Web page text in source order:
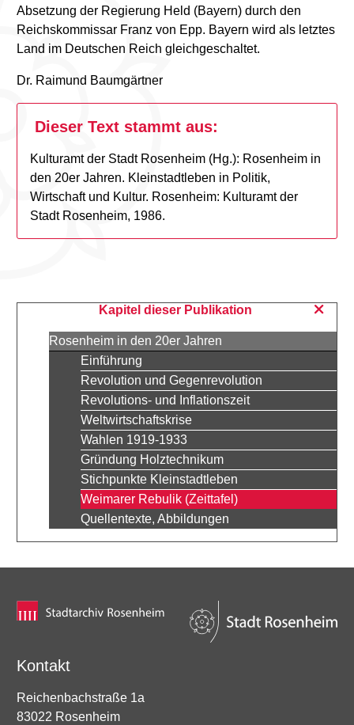
Absetzung der Regierung Held (Bayern) durch den
Reichskommissar Franz von Epp. Bayern wird als letztes
Land im Deutschen Reich gleichgeschaltet.
Dr. Raimund Baumgärtner
Dieser Text stammt aus:
Kulturamt der Stadt Rosenheim (Hg.): Rosenheim in
den 20er Jahren. Kleinstadtleben in Politik,
Wirtschaft und Kultur. Rosenheim: Kulturamt der
Stadt Rosenheim, 1986.
Kapitel dieser Publikation
Rosenheim in den 20er Jahren
Einführung
Revolution und Gegenrevolution
Revolutions- und Inflationszeit
Weltwirtschaftskrise
Wahlen 1919-1933
Gründung Holztechnikum
Stichpunkte Kleinstadtleben
Weimarer Rebulik (Zeittafel)
Quellentexte, Abbildungen
Kontakt
Reichenbachstraße 1a
83022 Rosenheim